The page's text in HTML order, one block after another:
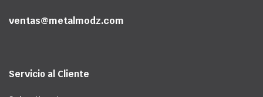
ventas@metalmodz.com
Servicio al Cliente